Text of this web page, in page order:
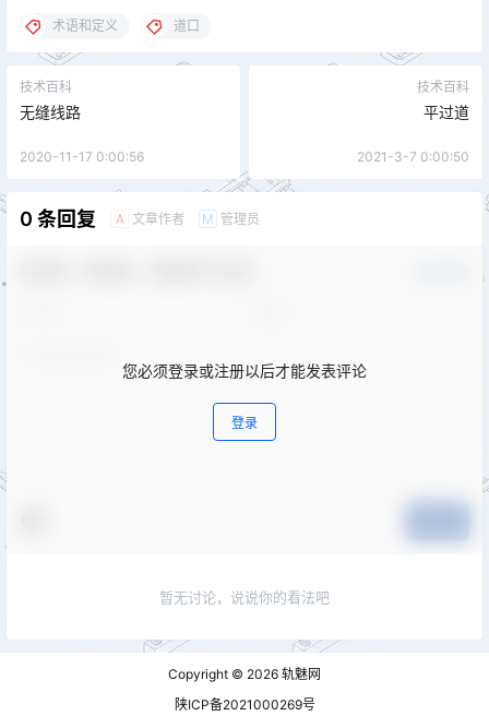
术语和定义 道口
技术百科
无缝线路
2020-11-17 0:00:56
技术百科
平过道
2021-3-7 0:00:50
0 条回复 A 文章作者 M 管理员
您必须登录或注册以后才能发表评论
登录
暂无讨论，说说你的看法吧
Copyright © 2026 轨魅网
陕ICP备2021000269号